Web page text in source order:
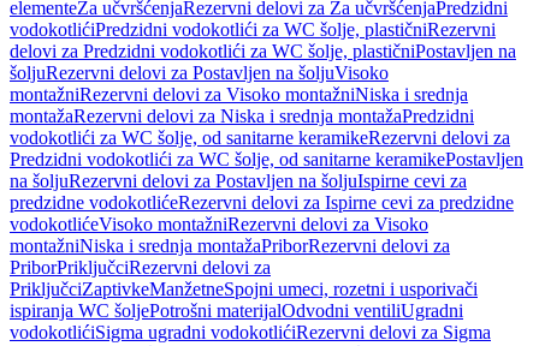
elementeZa učvršćenjaRezervni delovi za Za učvršćenjaPredzidni
vodokotlićiPredzidni vodokotlići za WC šolje, plastičniRezervni
delovi za Predzidni vodokotlići za WC šolje, plastičniPostavljen na
šoljuRezervni delovi za Postavljen na šoljuVisoko
montažniRezervni delovi za Visoko montažniNiska i srednja
montažaRezervni delovi za Niska i srednja montažaPredzidni
vodokotlići za WC šolje, od sanitarne keramikeRezervni delovi za
Predzidni vodokotlići za WC šolje, od sanitarne keramikePostavljen
na šoljuRezervni delovi za Postavljen na šoljuIspirne cevi za
predzidne vodokotlićeRezervni delovi za Ispirne cevi za predzidne
vodokotlićeVisoko montažniRezervni delovi za Visoko
montažniNiska i srednja montažaPriborRezervni delovi za
PriborPriključciRezervni delovi za
PriključciZaptivkeManžetneSpojni umeci, rozetni i usporivači
ispiranja WC šoljePotrošni materijalOdvodni ventiliUgradni
vodokotlićiSigma ugradni vodokotlićiRezervni delovi za Sigma